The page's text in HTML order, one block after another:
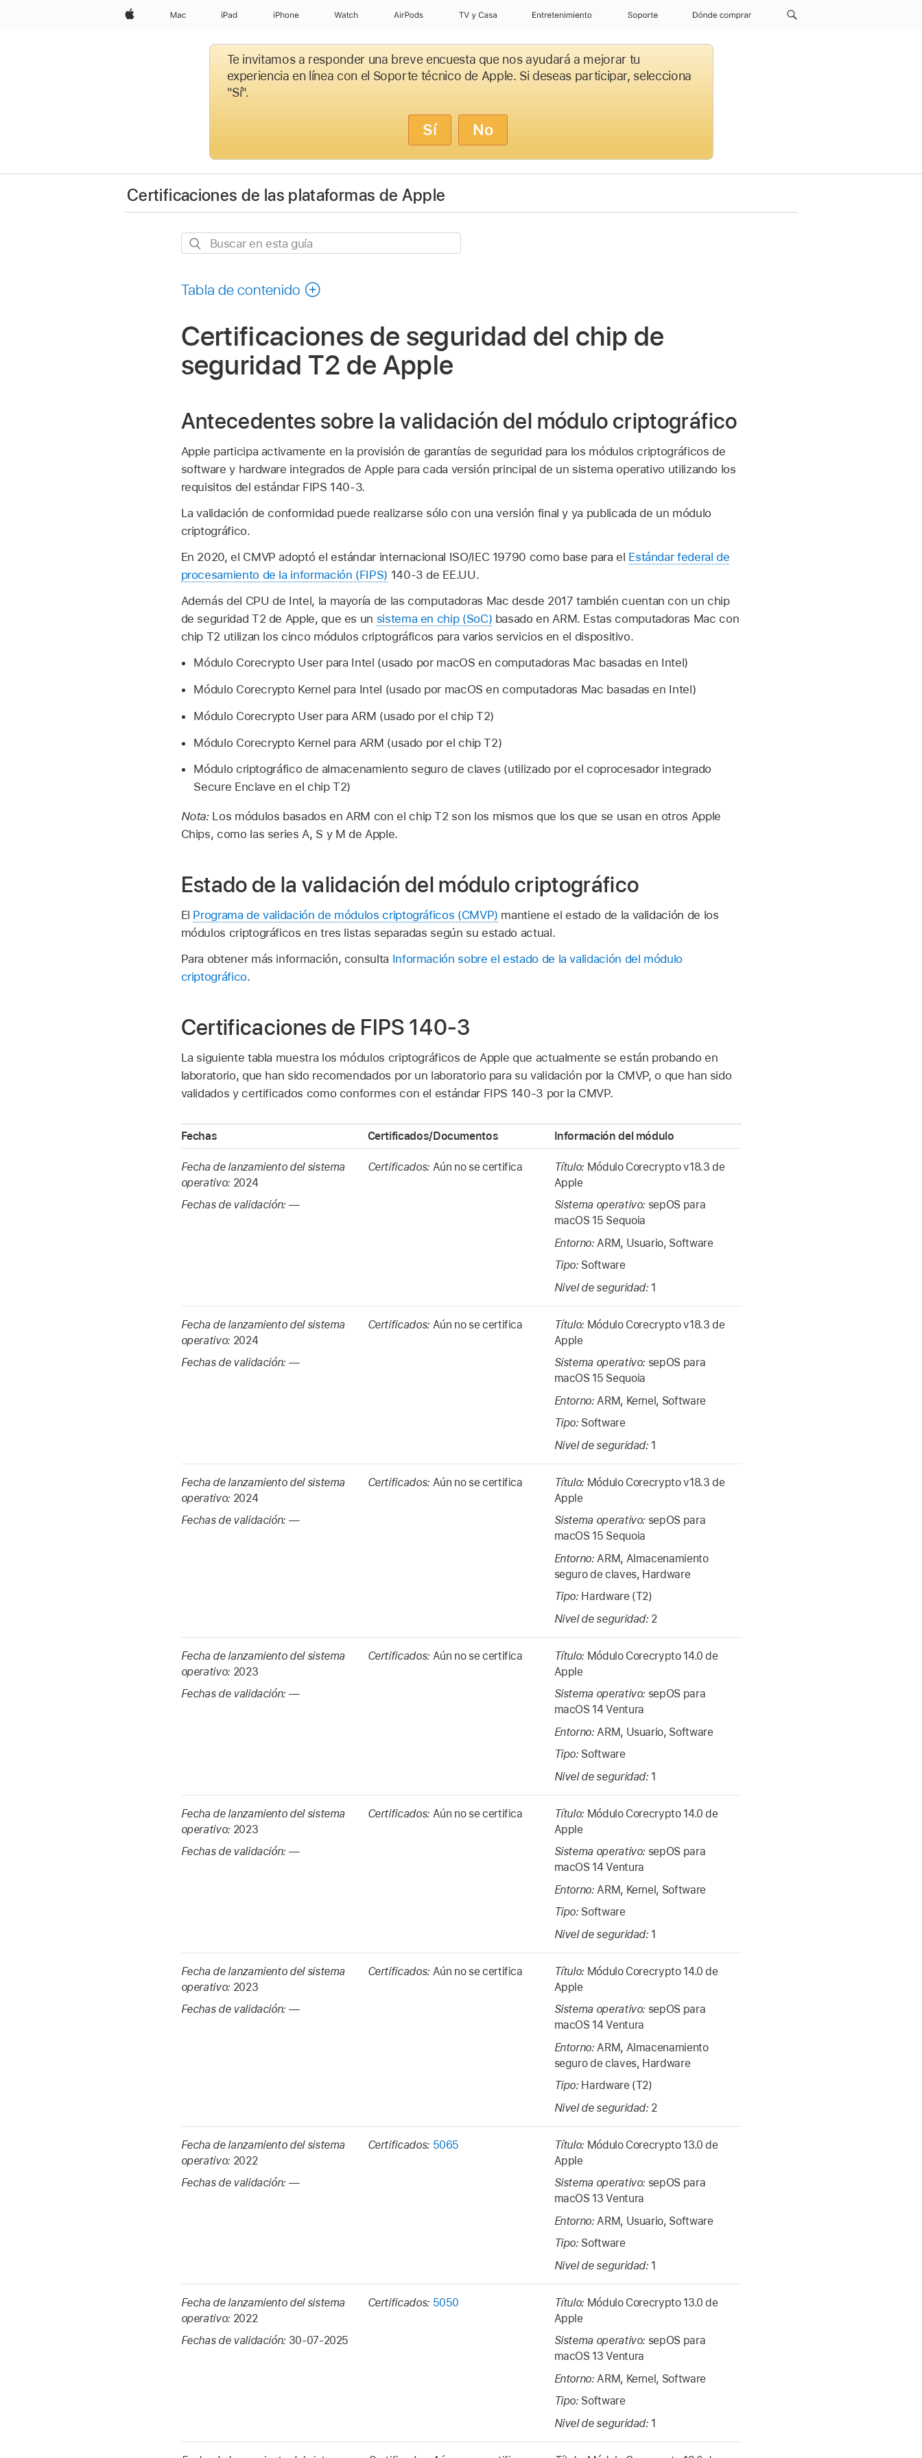
Apple Mac iPad iPhone Watch AirPods TV y Casa Entretenimiento Soporte Dónde comprar
Te invitamos a responder una breve encuesta que nos ayudará a mejorar tu
experiencia en línea con el Soporte técnico de Apple. Si deseas participar, selecciona
"Sí".
Sí No
Certificaciones de las plataformas de Apple
Buscar
guía
Tabla de contenido
Certificaciones de seguridad del chip de
seguridad T2 de Apple
Antecedentes sobre la validación del módulo criptográfico
Apple participa activamente en la provisión de garantías de seguridad para los módulos criptográficos de
software y hardware integrados de Apple para cada versión principal de un sistema operativo utilizando los
requisitos del estándar FIPS 140-3.
La validación de conformidad puede realizarse sólo con una versión final y ya publicada de un módulo
criptográfico.
En 2020, el CMVP adoptó el estándar internacional ISO/IEC 19790 como base para el Estándar federal de
procesamiento de la información (FIPS) 140-3 de EE.UU.
Además del CPU de Intel, la mayoría de las computadoras Mac desde 2017 también cuentan con un chip
de seguridad T2 de Apple, que es un sistema en chip (SoC) basado en ARM. Estas computadoras Mac con
chip T2 utilizan los cinco módulos criptográficos para varios servicios en el dispositivo.
Módulo Corecrypto User para Intel (usado por macOS en computadoras Mac basadas en Intel)
Módulo Corecrypto Kernel para Intel (usado por macOS en computadoras Mac basadas en Intel)
Módulo Corecrypto User para ARM (usado por el chip T2)
Módulo Corecrypto Kernel para ARM (usado por el chip T2)
Módulo criptográfico de almacenamiento seguro de claves (utilizado por el coprocesador integrado
Secure Enclave en el chip T2)
Nota: Los módulos basados en ARM con el chip T2 son los mismos que los que se usan en otros Apple
Chips, como las series A, S y M de Apple.
Estado de la validación del módulo criptográfico
El Programa de validación de módulos criptográficos (CMVP) mantiene el estado de la validación de los
módulos criptográficos en tres listas separadas según su estado actual.
Para obtener más información, consulta Información sobre el estado de la validación del módulo
criptográfico.
Certificaciones de FIPS 140-3
La siguiente tabla muestra los módulos criptográficos de Apple que actualmente se están probando en
laboratorio, que han sido recomendados por un laboratorio para su validación por la CMVP, o que han sido
validados y certificados como conformes con el estándar FIPS 140-3 por la CMVP.
Fechas Certificados/Documentos Información del módulo
Fecha de lanzamiento del sistema
operativo: 2024
Fechas de validación: —
Certificados: Aún no se certifica Título: Módulo Corecrypto v18.3 de
Apple
Sistema operativo: sepOS para
macOS 15 Sequoia
Entorno:ARM, Usuario, Software
Tipo: Software
Nivel de seguridad: 1
Fecha de lanzamiento del sistema
operativo: 2024
Fechas de validación: —
Certificados: Aún no se certifica Título: Módulo Corecrypto v18.3 de
Apple
Sistema operativo: sepOS para
macOS 15 Sequoia
Entorno:ARM, Kernel, Software
Tipo: Software
Nivel de seguridad: 1
Fecha de lanzamiento del sistema
operativo: 2024
Fechas de validación: —
Certificados: Aún no se certifica Título: Módulo Corecrypto v18.3 de
Apple
Sistema operativo: sepOS para
macOS 15 Sequoia
Entorno:ARM, Almacenamiento
seguro de claves, Hardware
Tipo: Hardware (T2)
Nivel de seguridad: 2
Fecha de lanzamiento del sistema
operativo: 2023
Fechas de validación: —
Certificados: Aún no se certifica Título: Módulo Corecrypto 14.0 de
Apple
Sistema operativo: sepOS para
macOS 14Ventura
Entorno:ARM, Usuario, Software
Tipo: Software
Nivel de seguridad: 1
Fecha de lanzamiento del sistema
operativo: 2023
Fechas de validación: —
Certificados: Aún no se certifica Título: Módulo Corecrypto 14.0 de
Apple
Sistema operativo: sepOS para
macOS 14Ventura
Entorno:ARM, Kernel, Software
Tipo: Software
Nivel de seguridad: 1
Fecha de lanzamiento del sistema
operativo: 2023
Fechas de validación: —
Certificados: Aún no se certifica Título: Módulo Corecrypto 14.0 de
Apple
Sistema operativo: sepOS para
macOS 14Ventura
Entorno:ARM, Almacenamiento
seguro de claves, Hardware
Tipo: Hardware (T2)
Nivel de seguridad: 2
Fecha de lanzamiento del sistema
operativo: 2022
Fechas de validación: —
Certificados: 5065 Título: Módulo Corecrypto 13.0 de
Apple
Sistema operativo: sepOS para
macOS 13 Ventura
Entorno:ARM, Usuario, Software
Tipo: Software
Nivel de seguridad: 1
Fecha de lanzamiento del sistema
operativo: 2022
Fechas de validación: 30-07-2025
Certificados: 5050 Título: Módulo Corecrypto 13.0 de
Apple
Sistema operativo: sepOS para
macOS 13 Ventura
Entorno:ARM, Kernel, Software
Tipo: Software
Nivel de seguridad: 1